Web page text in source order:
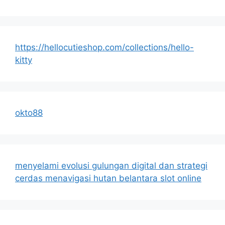
https://hellocutieshop.com/collections/hello-
kitty
okto88
menyelami evolusi gulungan digital dan strategi
cerdas menavigasi hutan belantara slot online